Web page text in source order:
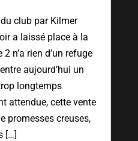
club par Kilmer
a laissé place à la
n’a rien d’un refuge
aujourd’hui un
longtemps
attendue, cette vente
promesses creuses,
[…]